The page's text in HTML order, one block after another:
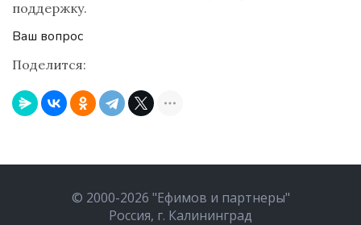
поддержку.
Ваш вопрос
Поделится:
© 2000-2026 "Ефимов и партнеры"
Россия, г. Калининград